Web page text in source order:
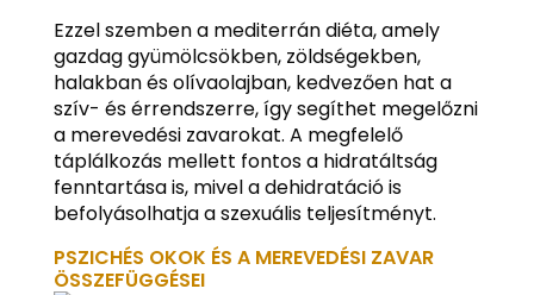
Ezzel szemben a mediterrán diéta, amely
gazdag gyümölcsökben, zöldségekben,
halakban és olívaolajban, kedvezően hat a
szív- és érrendszerre, így segíthet megelőzni
a merevedési zavarokat. A megfelelő
táplálkozás mellett fontos a hidratáltság
fenntartása is, mivel a dehidratáció is
befolyásolhatja a szexuális teljesítményt.
PSZICHÉS OKOK ÉS A MEREVEDÉSI ZAVAR
ÖSSZEFÜGGÉSEI